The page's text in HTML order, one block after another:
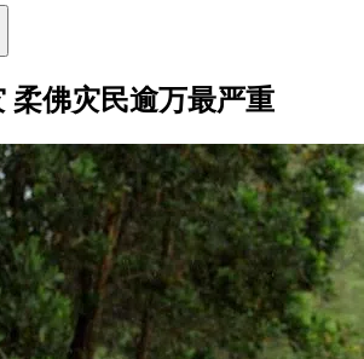
柔佛灾民逾万最严重